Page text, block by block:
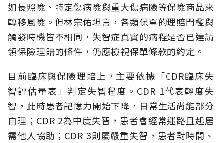
如長照險、特定傷病險與重大傷病險等保險商品來
轉移風險。但林宗佑坦言，各類保單的理賠門檻與
觸發時機皆不相同，失智症真實的病程是否已達請
領保險理賠的條件，仍應檢視保單條款的約定。
目前臨床與保險理賠上，主要依據「CDR臨床失
智評估量表」判定失智程度。CDR 1代表輕度失
智，此時患者記憶力開始下降，日常生活尚能部分
自理；CDR 2為中度失智，患者會經常迷路且起居
需他人協助；CDR 3則屬嚴重失智，患者對時間、